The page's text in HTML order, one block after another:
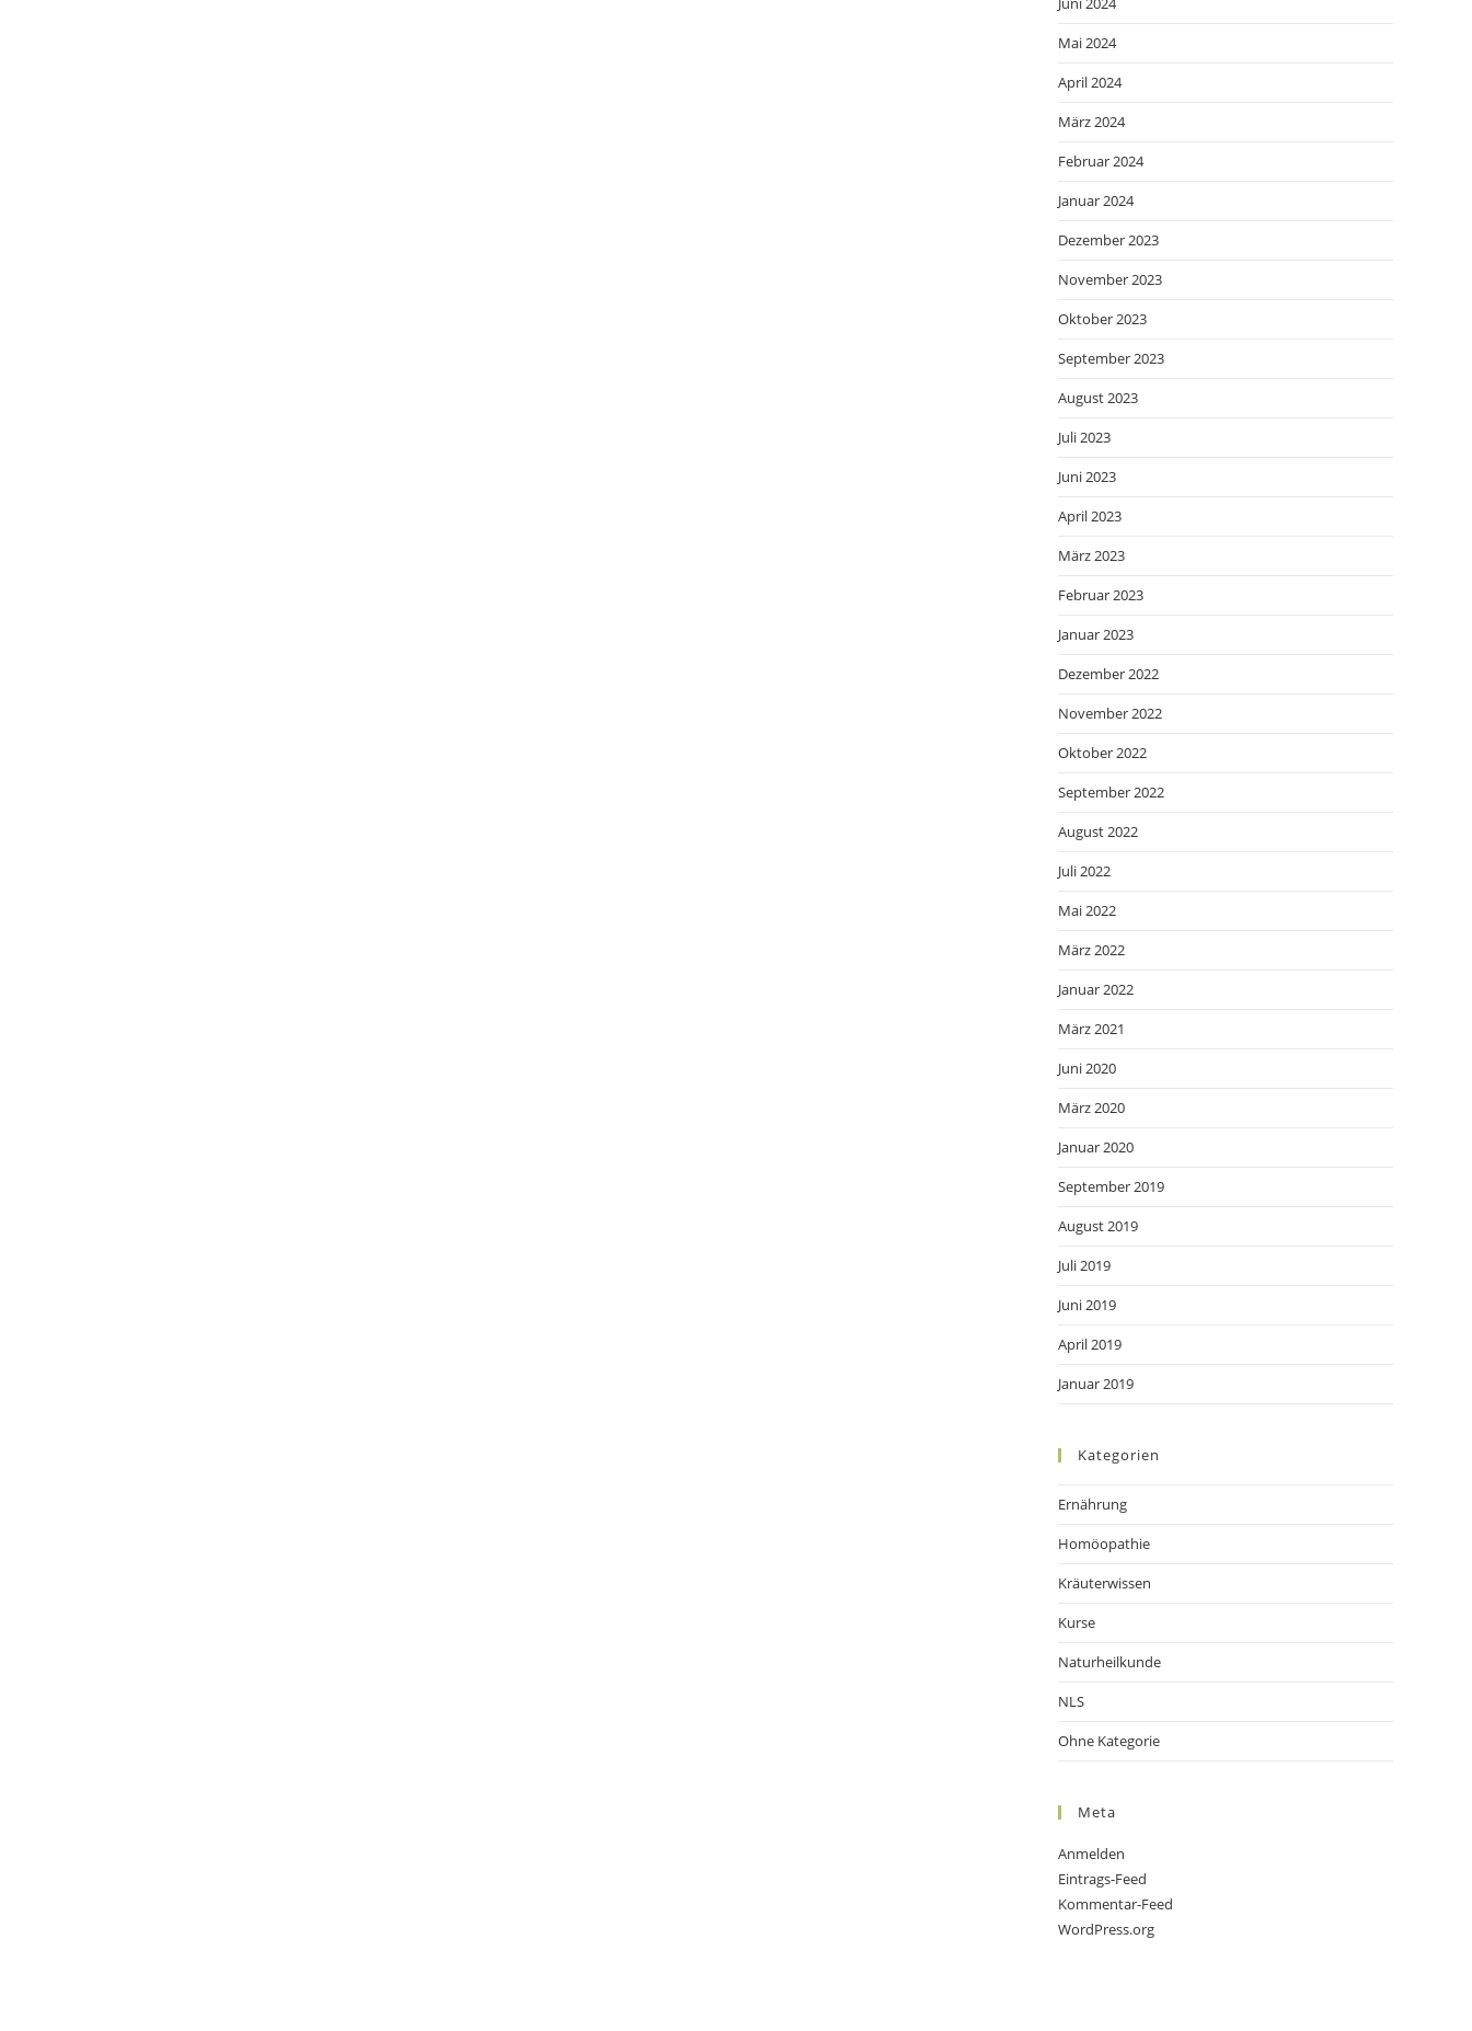
Mai 2024
April 2024
März 2024
Februar 2024
Januar 2024
Dezember 2023
November 2023
Oktober 2023
September 2023
August 2023
Juli 2023
Juni 2023
April 2023
März 2023
Februar 2023
Januar 2023
Dezember 2022
November 2022
Oktober 2022
September 2022
August 2022
Juli 2022
Mai 2022
März 2022
Januar 2022
März 2021
Juni 2020
März 2020
Januar 2020
September 2019
August 2019
Juli 2019
Juni 2019
April 2019
Januar 2019
Kategorien
Ernährung
Homöopathie
Kräuterwissen
Kurse
Naturheilkunde
NLS
Ohne Kategorie
Meta
Anmelden
Eintrags-Feed
Kommentar-Feed
WordPress.org